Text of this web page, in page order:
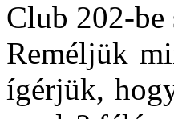
Club 202-be
Reméljük
ígérjük,